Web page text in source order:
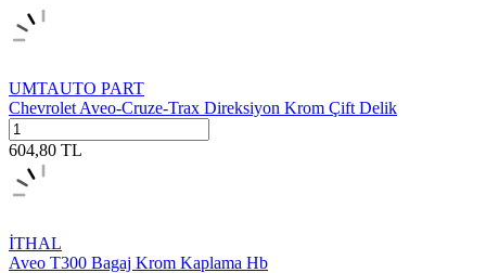
UMTAUTO PART
Chevrolet Aveo-Cruze-Trax Direksiyon Krom Çift Delik
604,80 TL
İTHAL
Aveo T300 Bagaj Krom Kaplama Hb